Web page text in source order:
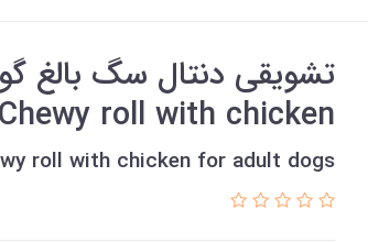
roll with chicken
roll with chicken for adult dogs